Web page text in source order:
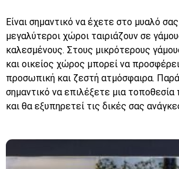
Είναι σημαντικό να έχετε στο μυαλό σας
μεγαλύτεροι χώροι ταιριάζουν σε
καλεσμένους. Στους μικρότερους
και οικείος χώρος μπορεί να
προσωπική και ζεστή ατμόσφαιρα.
σημαντικό να επιλέξετε μια
και θα εξυπηρετεί τις δικές σας